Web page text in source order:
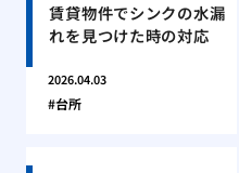
賃貸物件でシンクの水漏
れを見つけた時の対応
2026.04.03
台所